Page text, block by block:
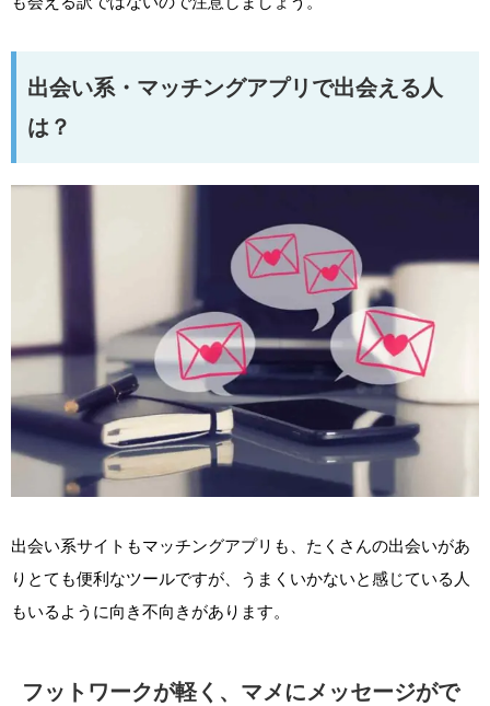
出会い系・マッチングアプリで出会える人
は？
出会い系サイトもマッチングアプリも、たくさんの出会いがあ
りとても便利なツールですが、うまくいかないと感じている人
もいるように向き不向きがあります。
フットワークが軽く、マメにメッセージがで